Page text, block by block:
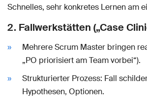
Schnelles, sehr konkretes Lernen am
2. Fallwerkstätten („Case
Mehrere Scrum Master bringen
„PO priorisiert am Team vorbei“).
Strukturierter Prozess: Fall
Hypothesen, Optionen.